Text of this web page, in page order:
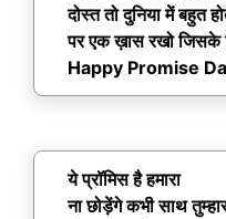
दोस्त तो दुनिया में बहुत
पर एक ख़ास रखो जिसके
Happy Promise
ये प्रॉमिस है हमारा
ना छोड़ेंगे कभी साथ